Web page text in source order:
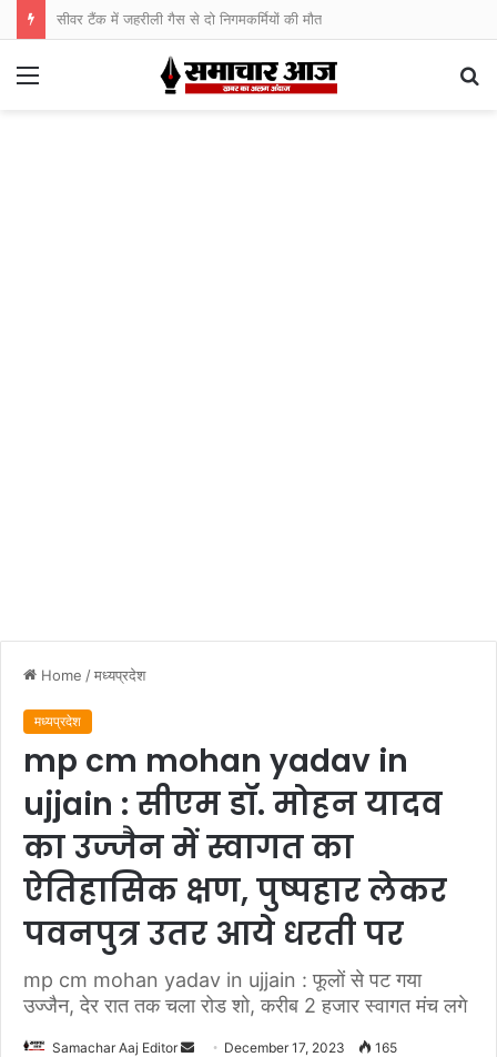
सीवर टैंक में जहरीली गैस से दो निगमकर्मियों की मौत
Menu
Home /मध्यप्रदेश
मध्यप्रदेश
mp cm mohan yadav in
ujjain : सीएम डॉ. मोहन यादव
का उज्जैन में स्वागत का
ऐतिहासिक क्षण, पुष्पहार लेकर
पवनपुत्र उतर आये धरती पर
mp cm mohan yadav in ujjain : फूलों से पट गया
उज्जैन, देर रात तक चला रोड शो, करीब 2 हजार स्वागत मंच लगे
Samachar Aaj Editor
Send December 17, 2023 165